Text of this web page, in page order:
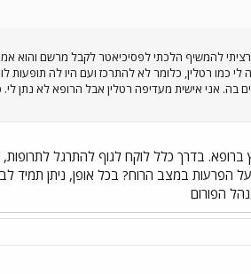
להמשיף הלכתי לפסיכיאטר לקבל מרשם והוא
רטלין, כלומר לא להתרכז ועם היו לה תופעות
אני אישית מעדיפה רטלין אבל הרופא לא נתן
בדרך כלל לוקח לגוף להתרגל
במצב הרוח? בכל אופן, ניתן תמיד לבקש
הפורום